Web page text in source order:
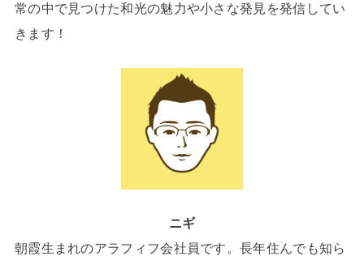
常の中で見つけた和光の魅力や小さな発見を発信してい
きます！
ニギ
朝霞生まれのアラフィフ会社員です。長年住んでも知ら